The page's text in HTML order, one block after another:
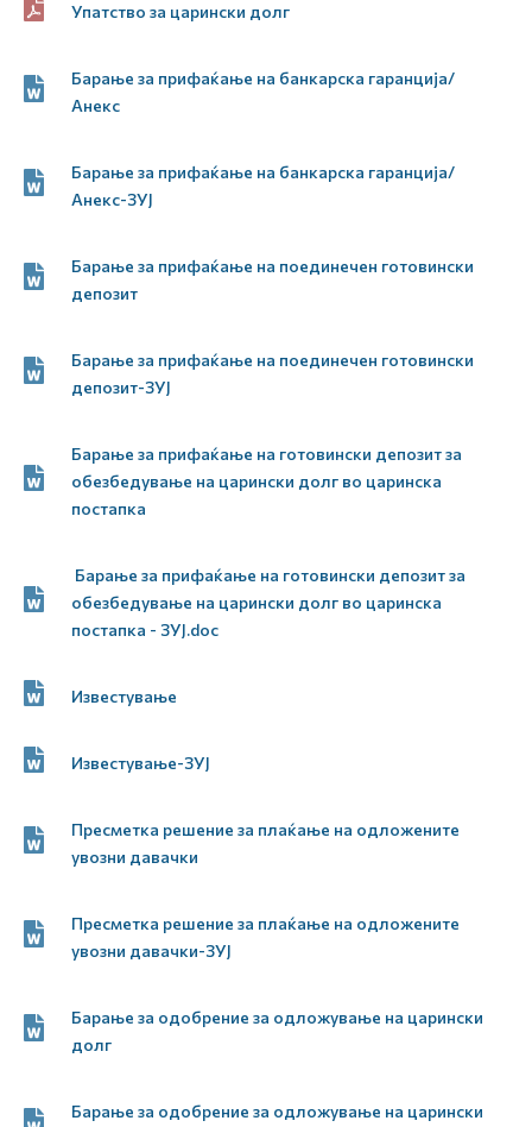
Упатство за царински долг
Барање за прифаќање на банкарска гаранција/
Анекс
Барање за прифаќање на банкарска гаранција/
Анекс-ЗУЈ
Барање за прифаќање на поединечен готовински
депозит
Барање за прифаќање на поединечен готовински
депозит-ЗУЈ
Барање за прифаќање на готовински депозит за
обезбедување на царински долг во царинска
постапка
Барање за прифаќање на готовински депозит за
обезбедување на царински долг во царинска
постапка - ЗУЈ.doc
Известување
Известување-ЗУЈ
Пресметка решение за плаќање на одложените
увозни давачки
Пресметка решение за плаќање на одложените
увозни давачки-ЗУЈ
Барање за одобрение за одложување на царински
долг
Барање за одобрение за одложување на царински